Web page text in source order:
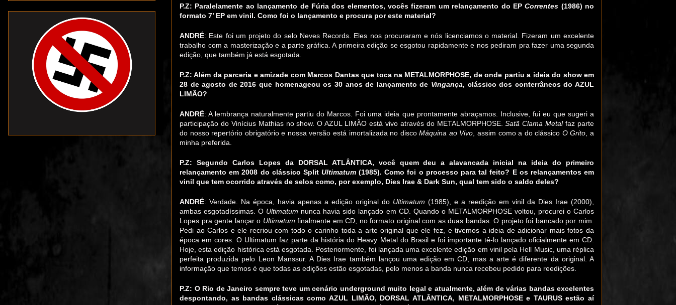
P.Z: Paralelamente ao lançamento de Fúria dos elementos, vocês fizeram um relançamento do EPCorrentes (1986) no
formato 7’ EP em vinil. Como foi o lançamento e procura por este material?
ANDRÉ: Este foi um projeto do selo Neves Records. Eles nos procuraram e nós licenciamos o material. Fizeram um excelente
trabalho com a masterização e a parte gráfica. A primeira edição se esgotou rapidamente e nos pediram pra fazer uma segunda
edição, que também já está esgotada.
P.Z: Além da parceria e amizade com Marcos Dantas que toca na METALMORPHOSE, de onde partiu a ideia do show em
28 de agosto de 2016 que homenageou os 30 anos de lançamento de Vingança, clássico dos conterrâneos do AZUL
LIMÃO?
ANDRÉ: A lembrança naturalmente partiu do Marcos. Foi uma ideia que prontamente abraçamos. Inclusive, fui eu que sugeri a
participação do Vinícius Mathias no show. O AZUL LIMÃO está vivo através do METALMORPHOSE.Satã Clama Metalfaz parte
do nosso repertório obrigatório e nossa versão está imortalizada no discoMáquina ao Vivo , assim como a do clássico O Grito , a
minha preferida.
P.Z: Segundo Carlos Lopes da DORSAL ATLÂNTICA, você quem deu a alavancada inicial na ideia do primeiro
relançamento em 2008 do clássico Split Ultimatum (1985). Como foi o processo para tal feito? E os relançamentos em
vinil que tem ocorrido através de selos como, por exemplo, Dies Irae & Dark Sun, qual tem sido o saldo deles?
ANDRÉ: Verdade. Na época, havia apenas a edição original do Ultimatum (1985), e a reedição em vinil da Dies Irae (2000),
ambas esgotadíssimas. O Ultimatum nunca havia sido lançado em CD. Quando o METALMORPHOSE voltou, procurei o Carlos
Lopes pra gente lançar o Ultimatum finalmente em CD, no formato original com as duas bandas. O projeto foi bancado por mim.
Pedi ao Carlos e ele recriou com todo o carinho toda a arte original que ele fez, e tivemos a ideia de adicionar mais fotos da
época em cores. O Ultimatum faz parte da história do Heavy Metal do Brasil e foi importante tê-lo lançado oficialmente em CD.
Hoje, esta edição histórica está esgotada. Posteriormente, foi lançada uma excelente edição em vinil pela Hell Music, uma réplica
perfeita produzida pelo Leon Manssur. A Dies Irae também lançou uma edição em CD, mas a arte é diferente da original. A
informação que temos é que todas as edições estão esgotadas, pelo menos a banda nunca recebeu pedido para reedições.
P.Z: O Rio de Janeiro sempre teve um cenário underground muito legal e atualmente, além de várias bandas excelentes
despontando, as bandas clássicas como AZUL LIMÃO, DORSAL ATLÂNTICA, METALMORPHOSE e TAURUS estão aí